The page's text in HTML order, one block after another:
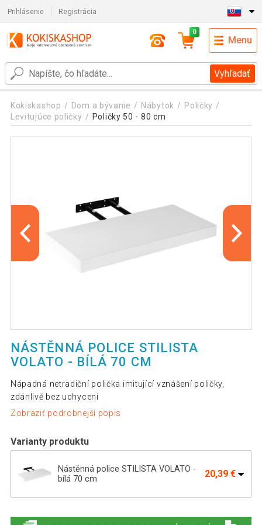
Prihlásenie Registrácia
Vyhľadať
0
Menu
Kokiskashop Dom a bývanie Nábytok
Poličky
Levitujúce poličky
Poličky 50 - 80 cm
NÁSTĚNNÁ POLICE STILISTA
VOLATO - BÍLÁ 70 CM
Nápadná netradiční polička imitující vznášení poličky,
zdánlivě bez uchycení
Zobraziť podrobnejší popis
Varianty produktu
Nástěnná police STILISTA VOLATO -
bílá 70 cm
20,39 €
110 cm